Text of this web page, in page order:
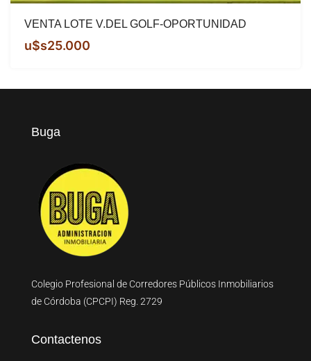
VENTA LOTE V.DEL GOLF-OPORTUNIDAD
u$s25.000
Buga
Colegio Profesional de Corredores Públicos Inmobiliarios
de Córdoba (CPCPI) Reg. 2729
Contactenos